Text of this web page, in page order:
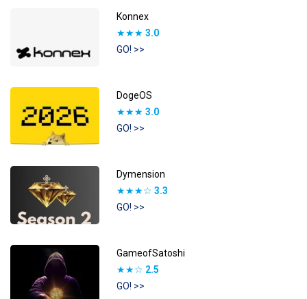
Konnex
★★★ 3.0
GO! >>
DogeOS
★★★ 3.0
GO! >>
Dymension
★★★☆ 3.3
GO! >>
GameofSatoshi
★★☆ 2.5
GO! >>